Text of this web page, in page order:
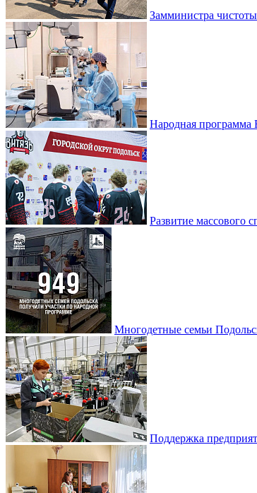
Замминистра
Народная программа
Развитие массового
Многодетные семьи
Поддержка